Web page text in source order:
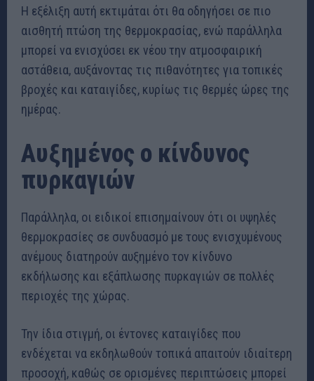
Η εξέλιξη αυτή εκτιμάται ότι θα οδηγήσει σε πιο
αισθητή πτώση της θερμοκρασίας, ενώ παράλληλα
μπορεί να ενισχύσει εκ νέου την ατμοσφαιρική
αστάθεια, αυξάνοντας τις πιθανότητες για τοπικές
βροχές και καταιγίδες, κυρίως τις θερμές ώρες της
ημέρας.
Αυξημένος ο κίνδυνος
πυρκαγιών
Παράλληλα, οι ειδικοί επισημαίνουν ότι οι υψηλές
θερμοκρασίες σε συνδυασμό με τους ενισχυμένους
ανέμους διατηρούν αυξημένο τον κίνδυνο
εκδήλωσης και εξάπλωσης πυρκαγιών σε πολλές
περιοχές της χώρας.
Την ίδια στιγμή, οι έντονες καταιγίδες που
ενδέχεται να εκδηλωθούν τοπικά απαιτούν ιδιαίτερη
προσοχή, καθώς σε ορισμένες περιπτώσεις μπορεί